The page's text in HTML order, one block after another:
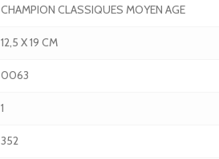
CHAMPION CLASSIQUES MOYEN AGE
12,5 X 19 CM
0063
1
352